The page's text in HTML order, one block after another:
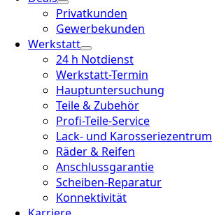
Privatkunden
Gewerbekunden
Werkstatt
24 h Notdienst
Werkstatt-Termin
Hauptuntersuchung
Teile & Zubehör
Profi-Teile-Service
Lack- und Karosseriezentrum
Räder & Reifen
Anschlussgarantie
Scheiben-Reparatur
Konnektivität